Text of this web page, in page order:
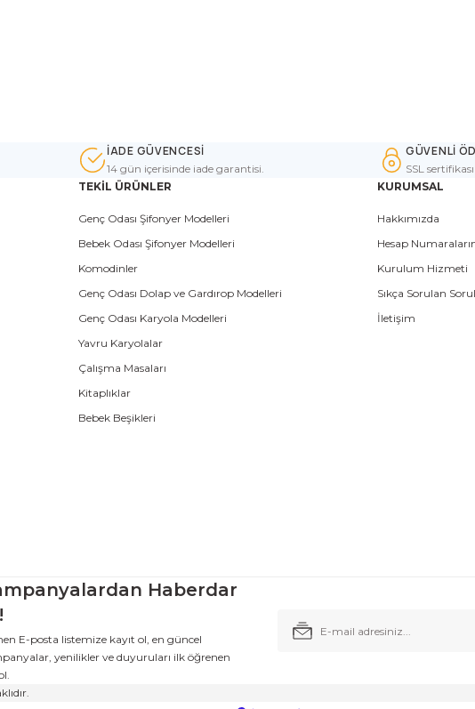
İADE GÜVENCESİ
14 gün içerisinde iade garantisi.
GÜVENLİ
SSL
TEKİL ÜRÜNLER
Genç Odası Şifonyer Modelleri
Bebek Odası Şifonyer Modelleri
Komodinler
Genç Odası Dolap ve Gardırop Modelleri
Genç Odası Karyola Modelleri
Yavru Karyolalar
Çalışma Masaları
Kitaplıklar
Bebek Beşikleri
KURUMSAL
Hakkımızda
Hesap
Kurulum Hizmeti
Sıkça Sorulan
İletişim
Haberdar
E-posta listemize kayıt ol, en güncel
yenilikler ve duyuruları ilk öğrenen